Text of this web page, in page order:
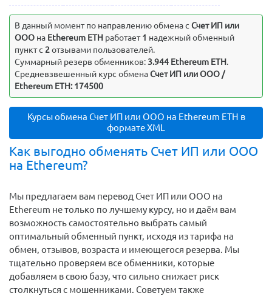
В данный момент по направлению обмена cСчет ИП или
ОООна Ethereum ETH работает1 надежный обменный
пункт с 2отзывами пользователей.
Суммарный резерв обменников: 3.944 Ethereum ETH.
Средневзвешенный курс обменаСчет ИП или ООО /
Ethereum ETH: 174500
Курсы обмена Счет ИП или ООО на Ethereum ETH в
формате XML
Как выгодно обменять Счет ИП или ООО
на Ethereum?
Мы предлагаем вам перевод Счет ИП или ООО на
Ethereum не только по лучшему курсу, но и даём вам
возможность самостоятельно выбрать самый
оптимальный обменный пункт, исходя из тарифа на
обмен, отзывов, возраста и имеющегося резерва. Мы
тщательно проверяем все обменники, которые
добавляем в свою базу, что сильно снижает риск
столкнуться с мошенниками. Советуем также